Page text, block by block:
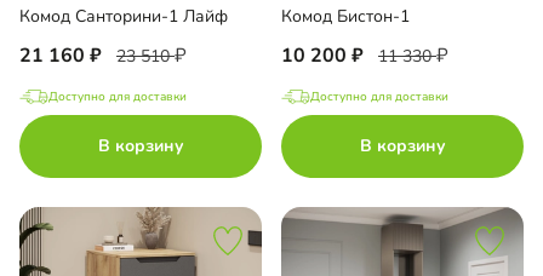
Комод Санторини-1 Лайф
21 160 23 510
Доступно для доставки
В корзину
Комод Бистон-1
10 200 11 330
Доступно для доставки
В корзину